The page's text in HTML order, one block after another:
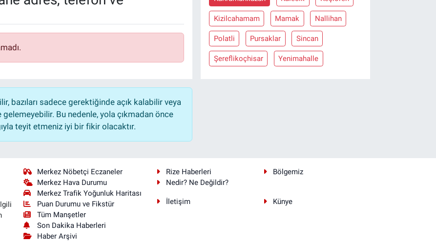
bazıları sadece gerektiğinde açık kalabilir veya
Bu nedenle, yola çıkmadan önce
teyit etmeniz iyi bir fikir olacaktır.
Kizilcahamam Mamak Nallihan
Polatli Pursaklar Sincan
Şereflikoçhisar Yenimahalle
Merkez Nöbetçi Eczaneler
Merkez Hava Durumu
Merkez Trafik Yoğunluk Haritası
Puan Durumu ve Fikstür
Tüm Manşetler
Son Dakika Haberleri
Haber Arşivi
Rize Haberleri
Bölgemiz
Nedir? Ne Değildir?
İletişim Künye